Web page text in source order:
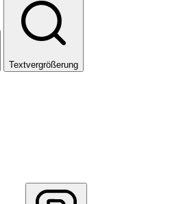
Textvergrößerung